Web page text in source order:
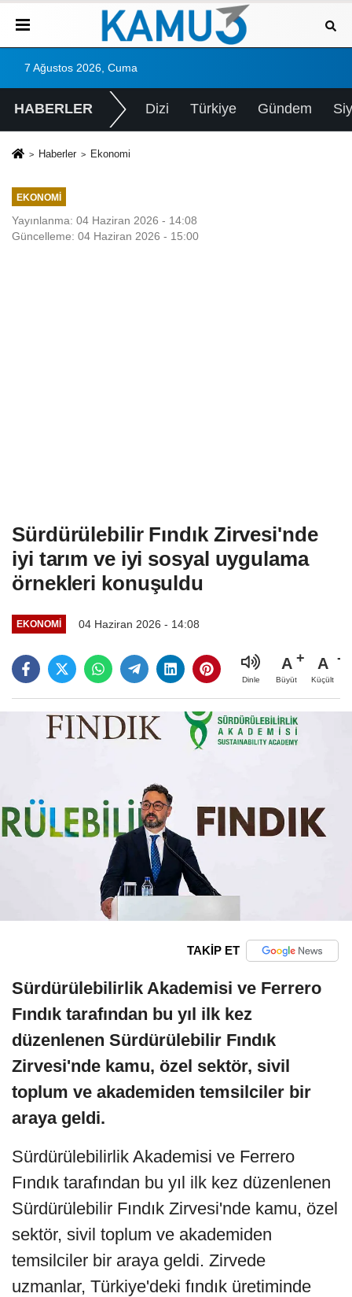
7 Ağustos 2026, Cuma
HABERLER Dizi Türkiye Gündem
Haberler Ekonomi
EKONOMI
Yayınlanma: 04 Haziran 2026 - 14:08
Güncelleme: 04 Haziran 2026 - 15:00
Sürdürülebilir Fındık Zirvesi'nde
iyi tarım ve iyi sosyal uygulama
örnekleri konuşuldu
EKONOMI 04 Haziran 2026 - 14:08
Dinle
A
Büyüt
A
Küçült
TAKİP ET
Sürdürülebilirlik Akademisi ve Ferrero
Fındık tarafından bu yıl ilk kez
düzenlenen Sürdürülebilir Fındık
Zirvesi'nde kamu, özel sektör, sivil
toplum ve akademiden temsilciler bir
araya geldi.
Sürdürülebilirlik Akademisi ve Ferrero
Fındık tarafından bu yıl ilk kez düzenlenen
Sürdürülebilir Fındık Zirvesi'nde kamu, özel
sektör, sivil toplum ve akademiden
temsilciler bir araya geldi. Zirvede
uzmanlar, Türkiye'deki fındık üretiminde